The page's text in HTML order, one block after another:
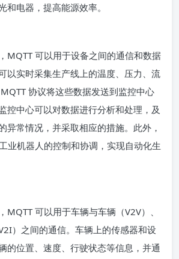
和电器，提高能源效率。
可以用于设备之间的通信和数据
以实时采集生产线上的温度、压力、流
协议将这些数据发送到监控中心
控中心可以对数据进行分析和处理，及
异常情况，并采取相应的措施。此外，
业机器人的控制和协调，实现自动化生
可以用于车辆与车辆（V2V）、
）之间的通信。车辆上的传感器和设
的位置、速度、行驶状态等信息，并通